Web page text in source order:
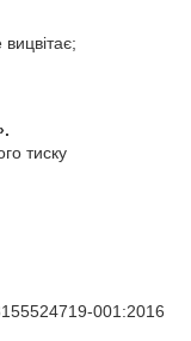
тиску
001:2016